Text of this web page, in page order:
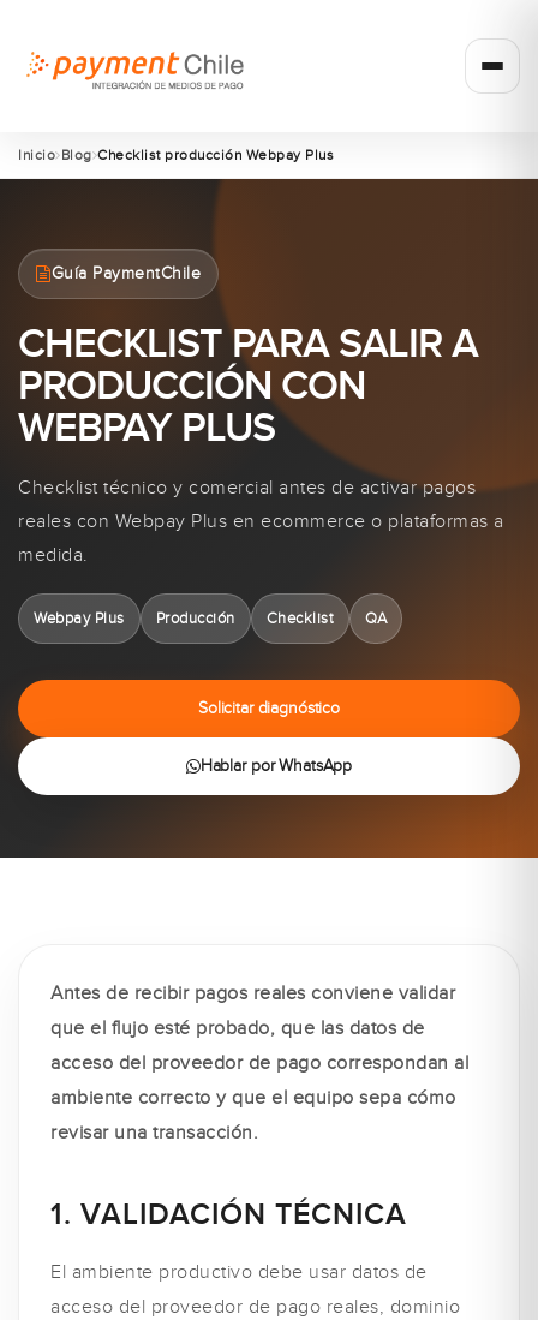
Inicio Blog Checklist producción Webpay Plus
Guía PaymentChile
CHECKLIST PARA SALIR A
PRODUCCIÓN CON
WEBPAY PLUS
Checklist técnico y comercial antes de activar pagos
reales con Webpay Plus en ecommerce o plataformas a
medida.
Webpay Plus Producción Checklist QA
Solicitar diagnóstico
Hablar por WhatsApp
Antes de recibir pagos reales conviene validar
que el flujo esté probado, que las datos de
acceso del proveedor de pago correspondan al
ambiente correcto y que el equipo sepa cómo
revisar una transacción.
1. VALIDACIÓN TÉCNICA
El ambiente productivo debe usar datos de
acceso del proveedor de pago reales, dominio